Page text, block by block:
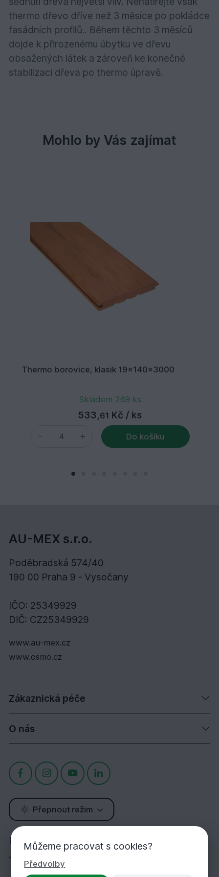
thermo dřevo dříve než 3 měsíce po pokládce
fasádních profilů.. Během těchto 3 měsíců
dojde k přirozenému úbytku ve dřevu
obsažených látek a zároveň ke konečné
stabilizaci dřeva po thermo úpravě.
Mohlo by Vás zajímat
Thermo borovice, klasik 19x140x3000
Skladem 269 ks
533,61 Kč / ks
Do košíku
AU-MEX s.r.o.
Poděbradská 574/40
190 00 Praha 9 - Vysočany
IČO: 25349929
DIČ: CZ25349929
www.au-mex.cz
www.osmo.cz
Zákaznická péče
O nás
Přepnout režim
Potřebujete poradit?
Jsme tu pro Vás!
Můžeme pracovat s cookies?
Předvolby